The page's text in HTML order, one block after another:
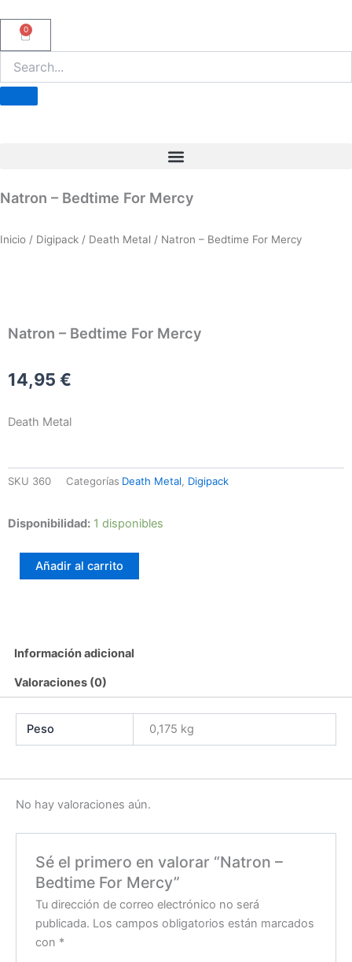
0
Carrito
Natron – Bedtime For Mercy
Inicio / Digipack / Death Metal / Natron – Bedtime For Mercy
Natron – Bedtime For Mercy
14,95 €
Death Metal
SKU 360 Categorías Death Metal, Digipack
Disponibilidad: 1 disponibles
Natron
Bedtime
Mercy
Añadir al carrito
Información adicional
Valoraciones (0)
Peso 0,175 kg
No hay valoraciones aún.
Sé el primero en valorar “Natron –
Bedtime For Mercy”
Tu dirección de correo electrónico no será
publicada. Los campos obligatorios están marcados
con *